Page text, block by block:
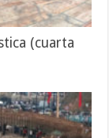
(cuarta